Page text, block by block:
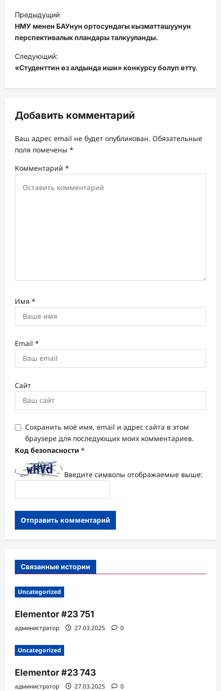
а
в
и
г
а
и
з
п
Предыдущий
НМУ менен БАУнун ортосундагы кызматташуунун
перспективалык пландары талкууланды.
Следующий:
«Студенттин өз алдында иши» конкурсу болуп өттү.
Добавить комментарий
Ваш адрес email не будет опубликован. Обязательные
поля помечены *
Комментарий *
Имя *
Email *
Сайт
Сохранить моё имя, email и адрес сайта в этом
браузере для последующих моих комментариев.
Код безопасности *
Введите символы отображаемые выше:
Связанные истории
Uncategorized
Elementor #23 751
администратор 27.03.2025 0
Uncategorized
Elementor #23 743
администратор 27.03.2025 0